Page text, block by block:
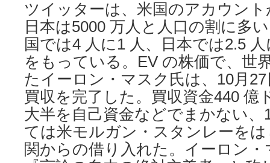
ツイッターは、米国のアカウン
日本は5000 万人と人口の割に多
国では4 人に1 人、日本では2.5
をもっている。EV の株価で、世
たイーロン・マスク氏は、10月
買収を完了した。買収資金440 億
大半を自己資金などでまかない
ては米モルガン・スタンレーを
関からの借り入れた。イーロン